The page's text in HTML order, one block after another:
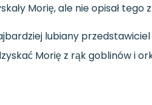
Morię, ale nie opisał tego
lubiany
Morię z rąk goblinów i